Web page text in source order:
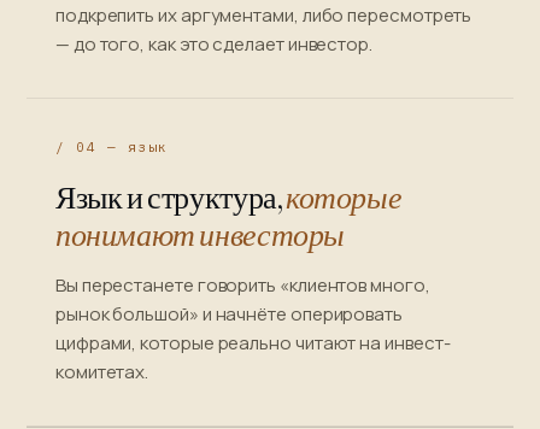
подкрепить их аргументами, либо пересмотреть
— до того, как это сделает инвестор.
/ 04 — язык
Язык и структура,которые
понимают инвесторы
Вы перестанете говорить «клиентов много,
рынок большой» и начнёте оперировать
цифрами, которые реально читают на инвест-
комитетах.